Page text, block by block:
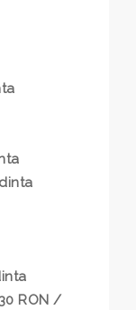
RON /